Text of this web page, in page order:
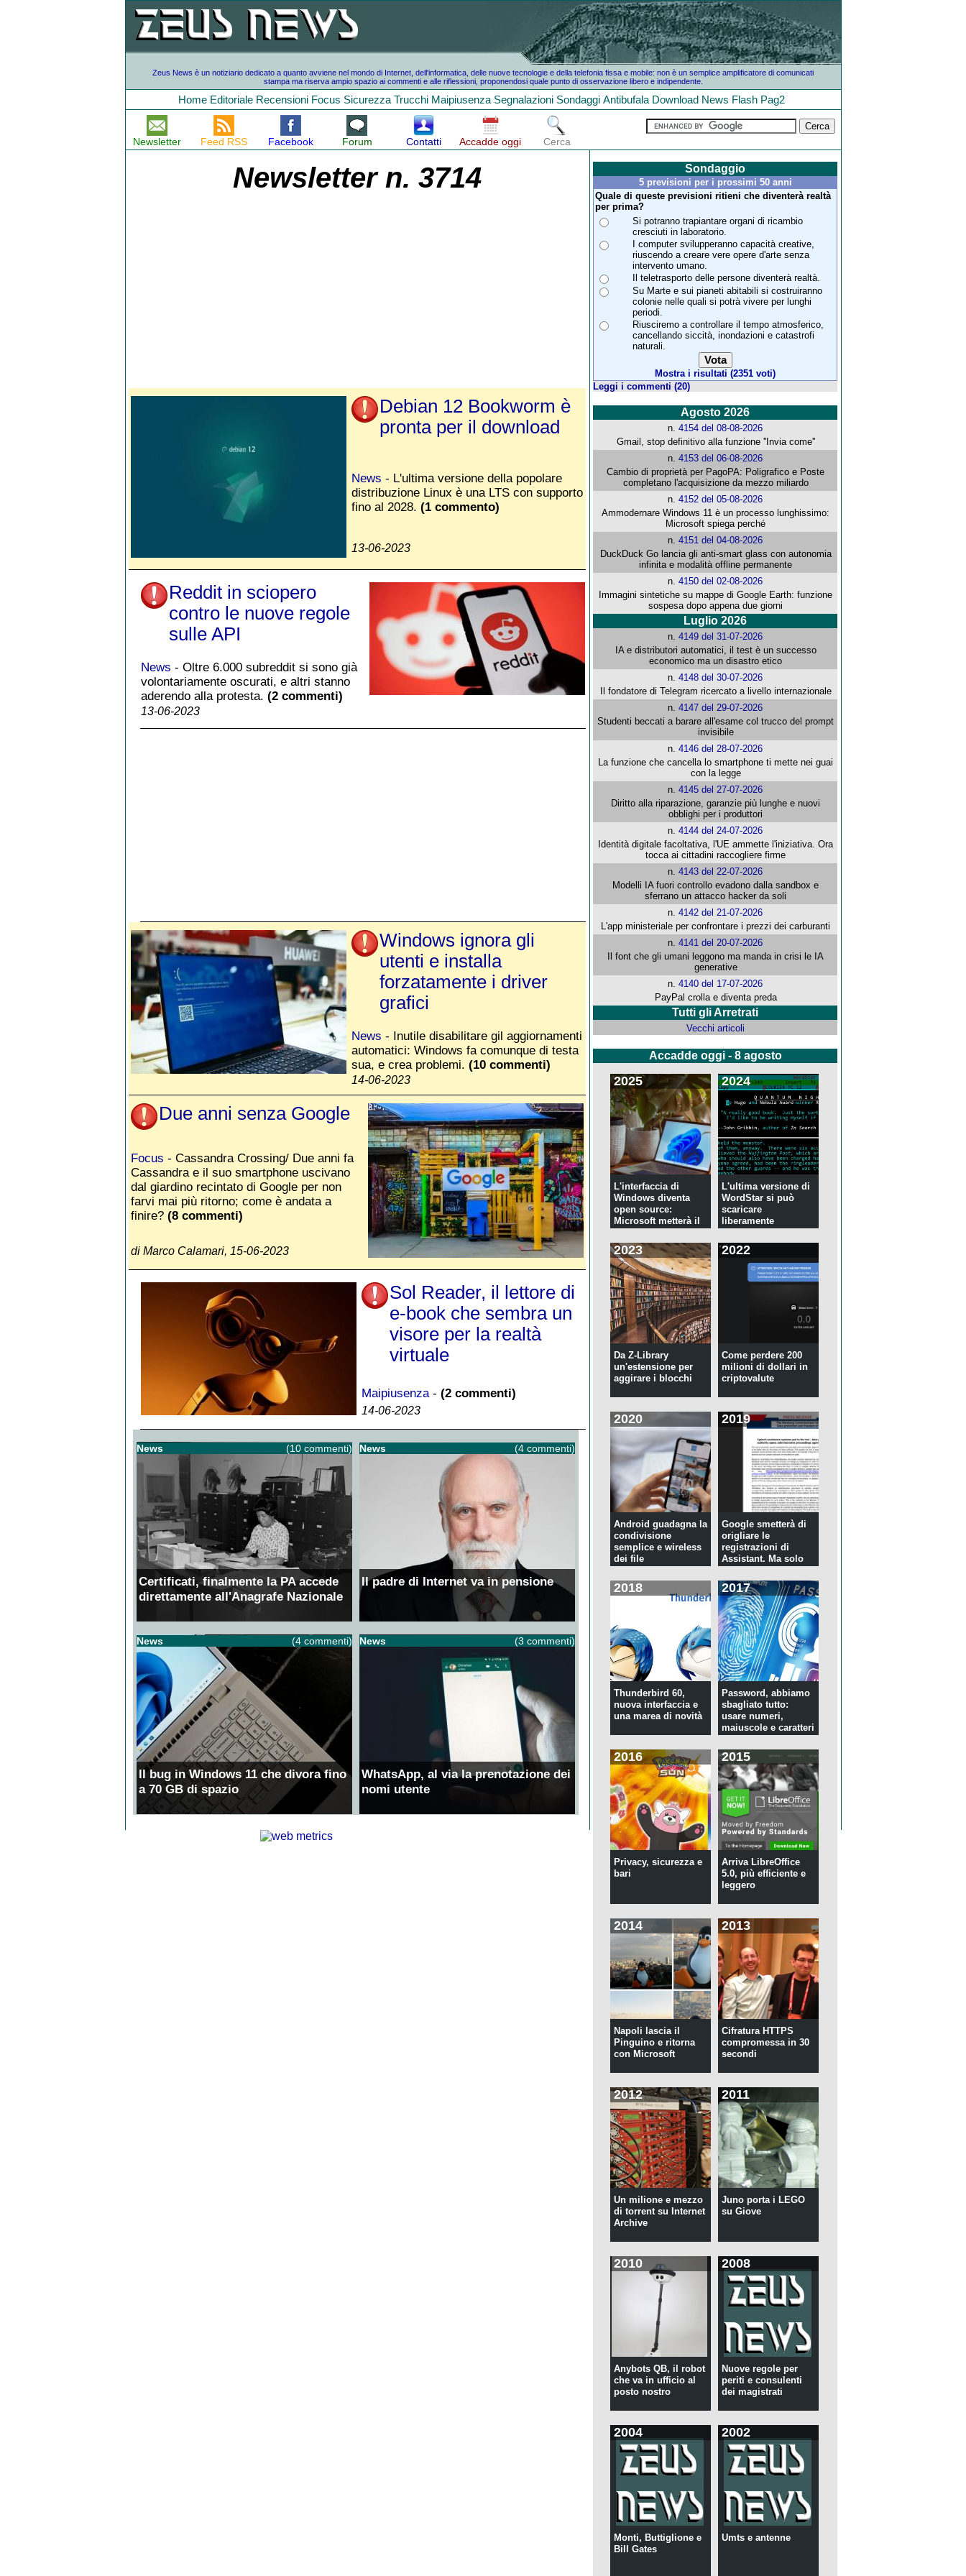
Zeus News è un notiziario dedicato a quanto avviene nel mondo di Internet, dell'informatica, delle nuove tecnologie e della telefonia fissa e mobile: non è un semplice amplificatore di comunicati
stampa ma riserva ampio spazio ai commenti e alle riflessioni, proponendosi quale punto di osservazione libero e indipendente.
Home Editoriale Recensioni Focus Sicurezza Trucchi Maipiusenza Segnalazioni Sondaggi Antibufala Download News Flash Pag2
Newsletter Feed RSS Facebook Forum Contatti Accadde oggi Cerca
Newsletter n. 3714
Debian 12 Bookworm è
pronta per il download
News - L'ultima versione della popolare
distribuzione Linux è una LTS con supporto
fino al 2028. (1 commento)
13-06-2023
Reddit in sciopero
contro le nuove regole
sulle API
News - Oltre 6.000 subreddit si sono già
volontariamente oscurati, e altri stanno
aderendo alla protesta. (2 commenti)
13-06-2023
Windows ignora gli
utenti e installa
forzatamente i driver
grafici
News - Inutile disabilitare gil aggiornamenti
automatici: Windows fa comunque di testa
sua, e crea problemi. (10 commenti)
14-06-2023
Due anni senza Google
Focus - Cassandra Crossing/ Due anni fa
Cassandra e il suo smartphone uscivano
dal giardino recintato di Google per non
farvi mai più ritorno; come è andata a
finire? (8 commenti)
di Marco Calamari, 15-06-2023
Sol Reader, il lettore di
e-book che sembra un
visore per la realtà
virtuale
Maipiusenza - (2 commenti)
14-06-2023
Sondaggio
5 previsioni per i prossimi 50 anni
Quale di queste previsioni ritieni che diventerà realtà
per prima?
Si potranno trapiantare organi di ricambio
cresciuti in laboratorio.
I computer svilupperanno capacità creative,
riuscendo a creare vere opere d'arte senza
intervento umano.
Il teletrasporto delle persone diventerà realtà.
Su Marte e sui pianeti abitabili si costruiranno
colonie nelle quali si potrà vivere per lunghi
periodi.
Riusciremo a controllare il tempo atmosferico,
cancellando siccità, inondazioni e catastrofi
naturali.
Mostra i risultati (2351 voti)
Leggi i commenti (20)
Agosto 2026
n.4154 del 08-08-2026
Gmail, stop definitivo alla funzione ''Invia come''
n.4153 del 06-08-2026
Cambio di proprietà per PagoPA: Poligrafico e Poste
completano l'acquisizione da mezzo miliardo
n.4152 del 05-08-2026
Ammodernare Windows 11 è un processo lunghissimo:
Microsoft spiega perché
n.4151 del 04-08-2026
DuckDuck Go lancia gli anti-smart glass con autonomia
infinita e modalità offline permanente
n.4150 del 02-08-2026
Immagini sintetiche su mappe di Google Earth: funzione
sospesa dopo appena due giorni
Luglio 2026
n.4149 del 31-07-2026
IA e distributori automatici, il test è un successo
economico ma un disastro etico
n.4148 del 30-07-2026
Il fondatore di Telegram ricercato a livello internazionale
n.4147 del 29-07-2026
Studenti beccati a barare all'esame col trucco del prompt
invisibile
n.4146 del 28-07-2026
La funzione che cancella lo smartphone ti mette nei guai
con la legge
n.4145 del 27-07-2026
Diritto alla riparazione, garanzie più lunghe e nuovi
obblighi per i produttori
n.4144 del 24-07-2026
Identità digitale facoltativa, l'UE ammette l'iniziativa. Ora
tocca ai cittadini raccogliere firme
n.4143 del 22-07-2026
Modelli IA fuori controllo evadono dalla sandbox e
sferrano un attacco hacker da soli
n.4142 del 21-07-2026
L'app ministeriale per confrontare i prezzi dei carburanti
n.4141 del 20-07-2026
Il font che gli umani leggono ma manda in crisi le IA
generative
n.4140 del 17-07-2026
PayPal crolla e diventa preda
Tutti gli Arretrati
Vecchi articoli
Accadde oggi - 8 agosto
2025
L'interfaccia di
Windows diventa
open source:
Microsoft metterà il
2024
L'ultima versione di
WordStar si può
scaricare
liberamente
2023
Da Z-Library
un'estensione per
aggirare i blocchi
2022
Come perdere 200
milioni di dollari in
criptovalute
2020
Android guadagna la
condivisione
semplice e wireless
dei file
2019
Google smetterà di
origliare le
registrazioni di
Assistant. Ma solo
2018
Thunderbird 60,
nuova interfaccia e
una marea di novità
2017
Password, abbiamo
sbagliato tutto:
usare numeri,
maiuscole e caratteri
2016
Privacy, sicurezza e
bari
2015
Arriva LibreOffice
5.0, più efficiente e
leggero
2014
Napoli lascia il
Pinguino e ritorna
con Microsoft
2013
Cifratura HTTPS
compromessa in 30
secondi
2012
Un milione e mezzo
di torrent su Internet
Archive
2011
Juno porta i LEGO
su Giove
2010
Anybots QB, il robot
che va in ufficio al
posto nostro
2008
Nuove regole per
periti e consulenti
dei magistrati
2004
Monti, Buttiglione e
Bill Gates
2002
Umts e antenne
News (10 commenti)
Certificati, finalmente la PA accede
direttamente all'Anagrafe Nazionale
News (4 commenti)
Il padre di Internet va in pensione
News (4 commenti)
Il bug in Windows 11 che divora fino
a 70 GB di spazio
News (3 commenti)
WhatsApp, al via la prenotazione dei
nomi utente